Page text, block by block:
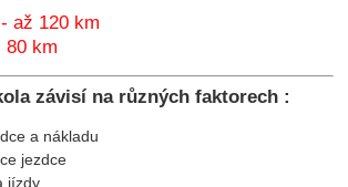
až 120 km
80 km
závisí na různých faktorech :
a nákladu
jezdce
jízdy